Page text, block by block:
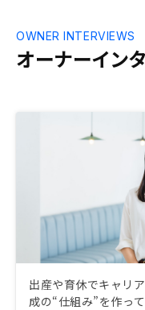
オーナーイン
OWNER INTERVIEWS
出産や育休でキャリ
成の“仕組み”を作っ